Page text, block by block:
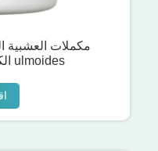
مكملات العشبية
miltiorrhiza الكبسولة ulmoides